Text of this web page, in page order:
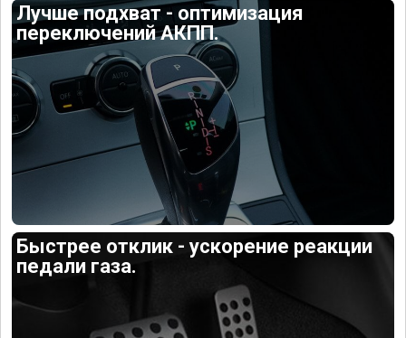
Лучше подхват - оптимизация
переключений АКПП.
Быстрее отклик - ускорение реакции
педали газа.